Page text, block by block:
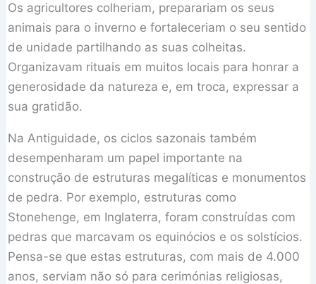
Os agricultores colheriam, preparariam os seus
animais para o inverno e fortaleceriam o seu sentido
de unidade partilhando as suas colheitas.
Organizavam rituais em muitos locais para honrar a
generosidade da natureza e, em troca, expressar a
sua gratidão.
Na Antiguidade, os ciclos sazonais também
desempenharam um papel importante na
construção de estruturas megalíticas e monumentos
de pedra. Por exemplo, estruturas como
Stonehenge, em Inglaterra, foram construídas com
pedras que marcavam os equinócios e os solstícios.
Pensa-se que estas estruturas, com mais de 4.000
anos, serviam não só para cerimónias religiosas,